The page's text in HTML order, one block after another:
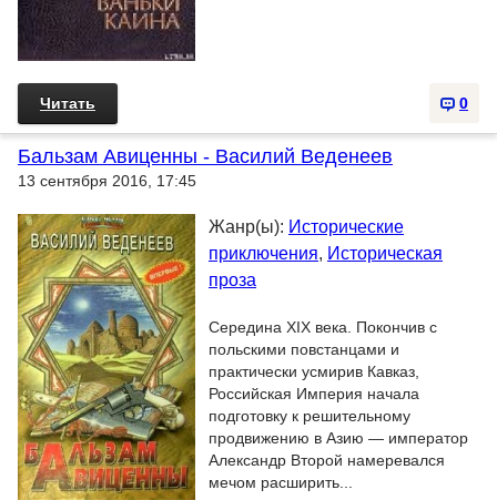
0
Читать
Бальзам Авиценны - Василий Веденеев
13 сентября 2016, 17:45
Жанр(ы): Исторические
приключения, Историческая
проза
Середина XIX века. Покончив с
польскими повстанцами и
практически усмирив Кавказ,
Российская Империя начала
подготовку к решительному
продвижению в Азию — император
Александр Второй намеревался
мечом расширить...